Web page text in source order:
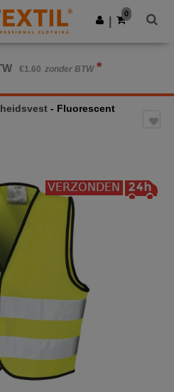
Download app
0
€1.60 zonder BTW *
- Fluorescent